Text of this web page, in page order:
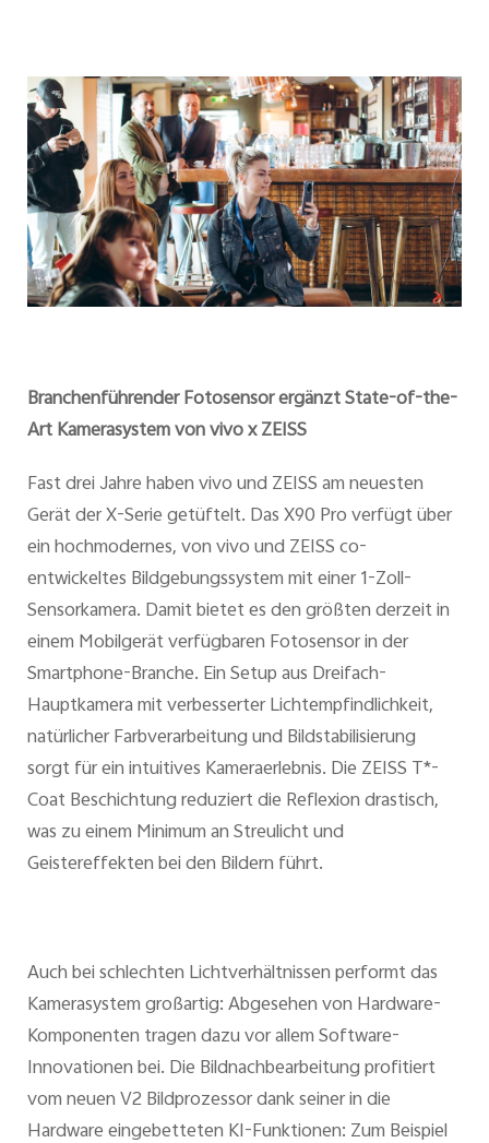
Branchenführender Fotosensor ergänzt State-of-the-
Art Kamerasystem von vivo x ZEISS
Fast drei Jahre haben vivo und ZEISS am neuesten
Gerät der X-Serie getüftelt. Das X90 Pro verfügt über
ein hochmodernes, von vivo und ZEISS co-
entwickeltes Bildgebungssystem mit einer 1-Zoll-
Sensorkamera. Damit bietet es den größten derzeit in
einem Mobilgerät verfügbaren Fotosensor in der
Smartphone-Branche. Ein Setup aus Dreifach-
Hauptkamera mit verbesserter Lichtempfindlichkeit,
natürlicher Farbverarbeitung und Bildstabilisierung
sorgt für ein intuitives Kameraerlebnis. Die ZEISS T*-
Coat Beschichtung reduziert die Reflexion drastisch,
was zu einem Minimum an Streulicht und
Geistereffekten bei den Bildern führt.
Auch bei schlechten Lichtverhältnissen performt das
Kamerasystem großartig: Abgesehen von Hardware-
Komponenten tragen dazu vor allem Software-
Innovationen bei. Die Bildnachbearbeitung profitiert
vom neuen V2 Bildprozessor dank seiner in die
Hardware eingebetteten KI-Funktionen: Zum Beispiel